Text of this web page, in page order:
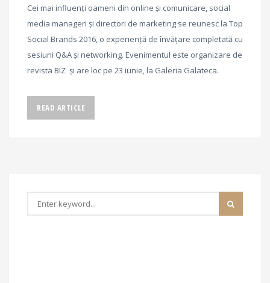
Cei mai influenți oameni din online și comunicare, social
media manageri și directori de marketing se reunesc la Top
Social Brands 2016, o experiență de învățare completată cu
sesiuni Q&A și networking. Evenimentul este organizare de
revista BIZ și are loc pe 23 iunie, la Galeria Galateca.
READ ARTICLE